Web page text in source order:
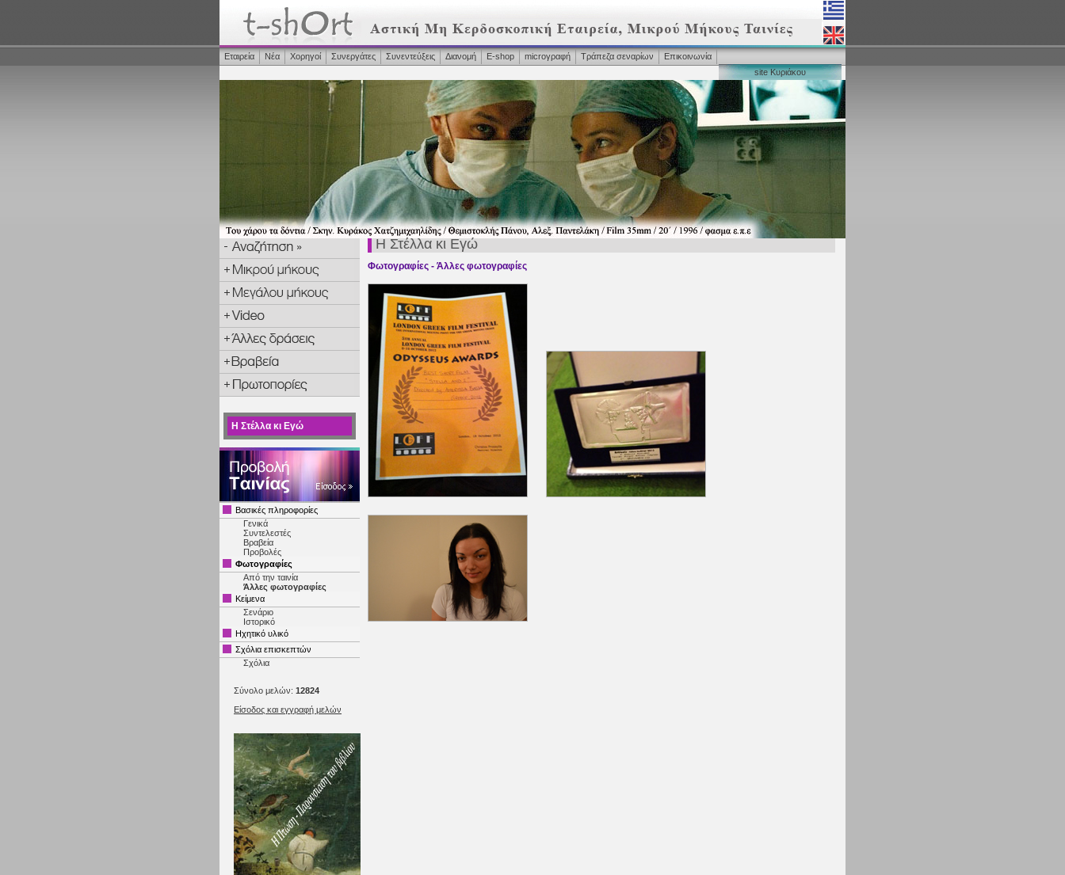
Εταιρεία Νέα Χορηγοί Συνεργάτες Συνεντεύξεις Διανομή Ε-shop microγραφή Τράπεζα σεναρίων
Επικοινωνία
site Κυριάκου
Η Στέλλα κι Εγώ
Βασικές πληροφορίες
Γενικά
Συντελεστές
Βραβεία
Προβολές
Φωτογραφίες
Από την ταινία
Άλλες φωτογραφίες
Κείμενα
Σενάριο
Ιστορικό
Ηχητικό υλικό
Σχόλια επισκεπτών
Σχόλια
Σύνολο μελών: 12824
Είσοδος και εγγραφή μελών
Η Στέλλα κι Εγώ
Φωτογραφίες - Άλλες φωτογραφίες